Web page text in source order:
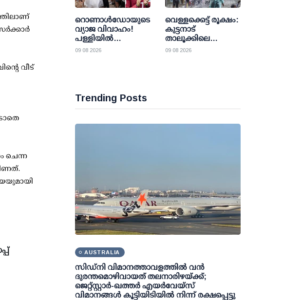
വീട്
ചെന്ന
ആന്റണി
റൊണാള്‍ഡോയുടെ
വ്യാജ വിവാഹം!
പള്ളിയില്‍
തടിച്ചുകൂടിയത്
09 08 2026
വെള്ളക്കെട്ട് രൂക്ഷം:
കുട്ടനാട്
താലൂക്കിലെ
വിദ്യാഭ്യാസ
09 08 2026
Trending Posts
AUSTRALIA
സിഡ്‌നി വിമാനത്താവളത്തിൽ വൻ
ദുരന്തമൊഴിവായത് തലനാരിഴയ്ക്ക്;
ജെറ്റ്‌സ്റ്റാർ-ഖത്തർ എയർവേയ്‌സ്
വിമാനങ്ങൾ കൂട്ടിയിടിയിൽ നിന്ന് രക്ഷപ്പെട്ടു